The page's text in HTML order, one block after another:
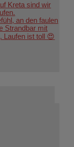
Kreta sind wir
an den faulen
Strandbar mit
Laufen ist toll 😍